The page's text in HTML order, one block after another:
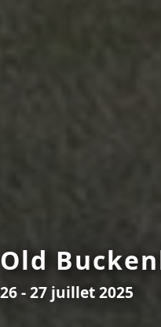
Old
26 - 27 juillet 2025